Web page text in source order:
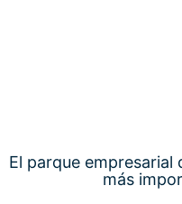
más conocido como
Mercedes, que toma
empresarial del